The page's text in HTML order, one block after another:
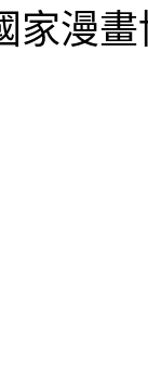
家漫